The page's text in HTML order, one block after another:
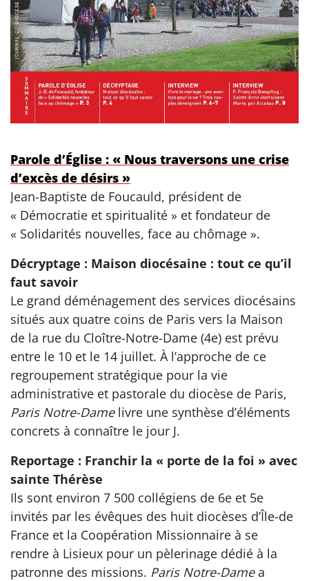
Parole d’Église : « Nous traversons une crise
d’excès de désirs »
Jean-Baptiste de Foucauld, président de
« Démocratie et spiritualité » et fondateur de
« Solidarités nouvelles, face au chômage ».
Décryptage : Maison diocésaine : tout ce qu’il
faut savoir
Le grand déménagement des services diocésains
situés aux quatre coins de Paris vers la Maison
de la rue du Cloître-Notre-Dame (4e) est prévu
entre le 10 et le 14 juillet. À l’approche de ce
regroupement stratégique pour la vie
administrative et pastorale du diocèse de Paris,
Paris Notre-Damelivre une synthèse d’éléments
concrets à connaître le jour J.
Reportage : Franchir la « porte de la foi » avec
sainte Thérèse
Ils sont environ 7 500 collégiens de 6e et 5e
invités par les évêques des huit diocèses d’Île-de
France et la Coopération Missionnaire à se
rendre à Lisieux pour un pèlerinage dédié à la
patronne des missions. Paris Notre-Damea